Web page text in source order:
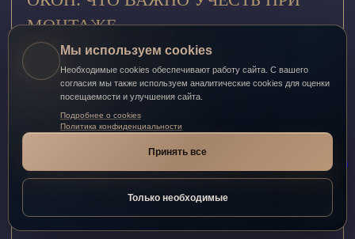
МОНТАЖЕ
Деревянные окна – это классика, не теряющая своей
актуальности. Они экологичны, красивы, создают в доме
особую атмосферу тепла и уюта.
Мы используем cookies
Необходимые cookies обеспечивают работу сайта. С вашего
согласия мы также используем аналитические cookies для оценки
посещаемости и улучшения сайта.
Подробнее о cookies
Политика конфиденциальности
Только необходимые
Принять все